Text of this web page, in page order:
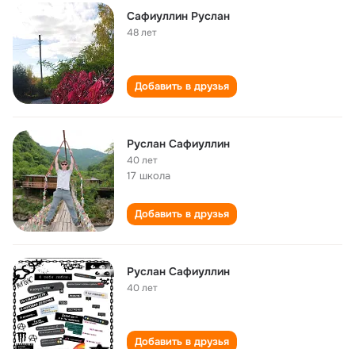
Сафиуллин Руслан
48 лет
Добавить в друзья
Руслан Сафиуллин
40 лет
17 школа
Добавить в друзья
Руслан Сафиуллин
40 лет
Добавить в друзья